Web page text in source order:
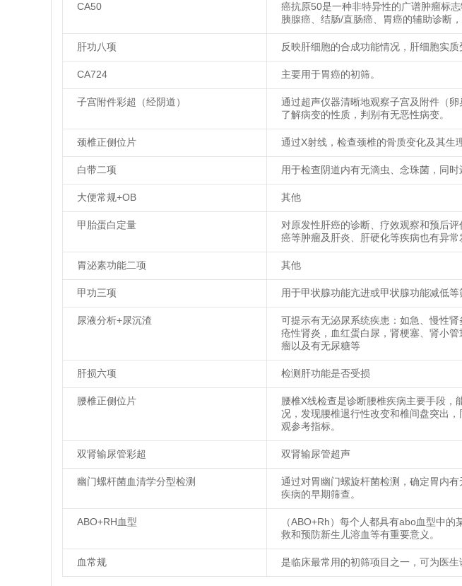
CA50
癌抗原50是一种非特异性的广谱肿瘤标
胰腺癌、结肠/直肠癌、胃癌的辅助诊断
肝功八项 反映肝细胞的合成功能情况，肝细胞实
CA724 主要用于胃癌的初筛。
子宫附件彩超（经阴道）
通过超声仪器清晰地观察子宫及附件（
了解病变的性质，判别有无恶性病变。
颈椎正侧位片 通过X射线，检查颈椎的骨质变化及其生
白带二项 用于检查阴道内有无滴虫、念珠菌，同
大便常规+OB 其他
甲胎蛋白定量
对原发性肝癌的诊断、疗效观察和预后
癌等肿瘤及肝炎、肝硬化等疾病也有异常
胃泌素功能二项 其他
甲功三项 用于甲状腺功能亢进或甲状腺功能减低等
尿液分析+尿沉渣
可提示有无泌尿系统疾患：如急、慢性
疮性肾炎，血红蛋白尿，肾梗塞、肾小
瘤以及有无尿糖等
肝损六项 检测肝功能是否受损
腰椎正侧位片
腰椎X线检查是诊断腰椎疾病主要手段
况，发现腰椎退行性改变和椎间盘突出
观参考指标。
双肾输尿管彩超 双肾输尿管超声
幽门螺杆菌血清学分型检测
通过对胃幽门螺旋杆菌检测，确定胃内
疾病的早期筛查。
ABO+RH血型
（ABO+Rh）每个人都具有abo血型中
救和预防新生儿溶血等有重要意义。
血常规 是临床最常用的初筛项目之一，可为医生